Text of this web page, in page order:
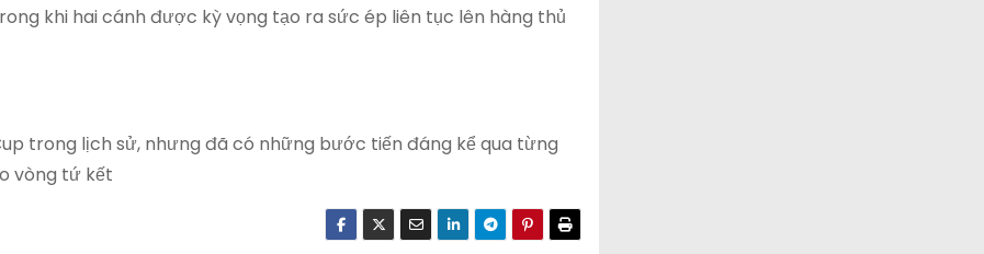
khi hai cánh được kỳ vọng tạo ra sức ép liên tục lên hàng thủ
trong lịch sử, nhưng đã có những bước tiến đáng kể qua từng
vòng tứ kết